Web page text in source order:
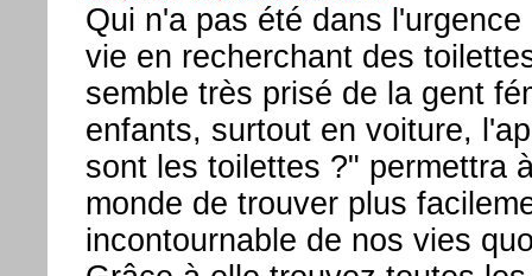
Qui n'a pas été dans
vie en recherchant des
semble très prisé de la gent
enfants, surtout en voiture,
sont les toilettes ?" permettra
monde de trouver plus
incontournable de nos vies